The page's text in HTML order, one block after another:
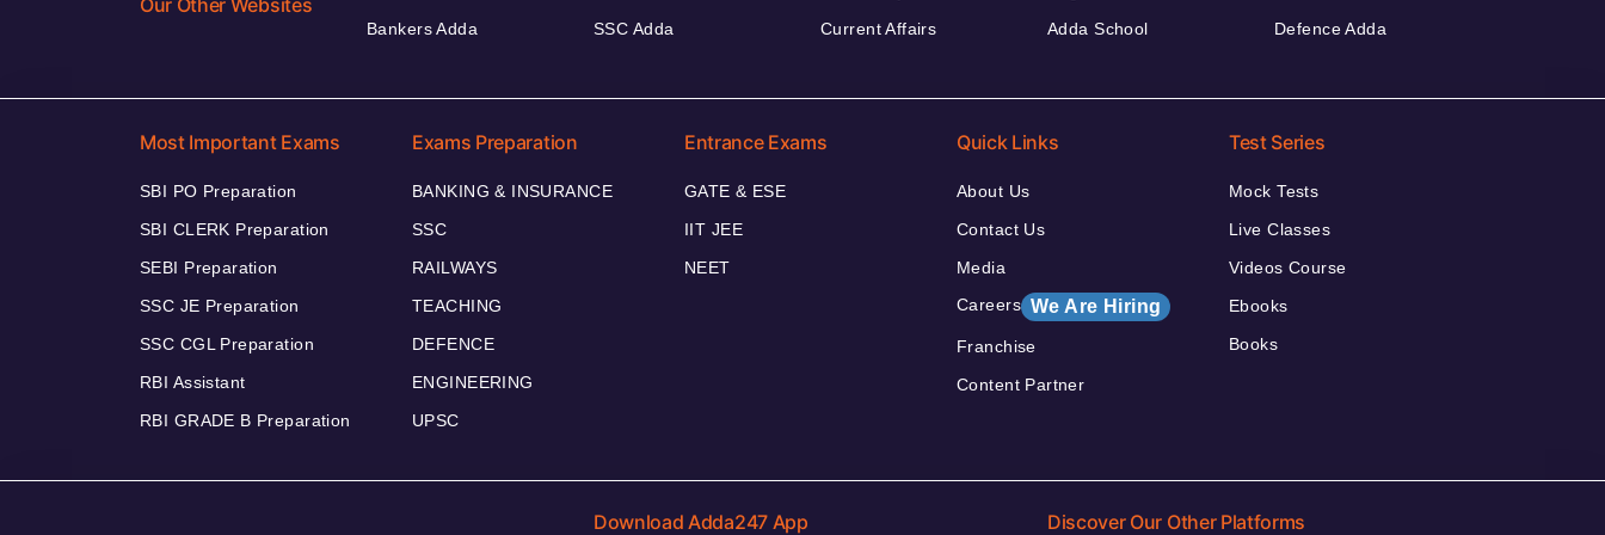
Bankers Adda
SSC Adda
Current Affairs
Adda School
Defence Adda
Most Important Exams
SBI PO Preparation
SBI CLERK Preparation
SEBI Preparation
SSC JE Preparation
SSC CGL Preparation
RBI Assistant
RBI GRADE B Preparation
Exams Preparation
BANKING & INSURANCE
SSC
RAILWAYS
TEACHING
DEFENCE
ENGINEERING
UPSC
Entrance Exams
GATE & ESE
IIT JEE
NEET
Quick Links
About Us
Contact Us
Media
Careers We Are Hiring
Franchise
Content Partner
Test Series
Mock Tests
Live Classes
Videos Course
Ebooks
Books
Download Adda247 App Discover Our Other Platforms